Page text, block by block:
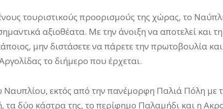
τουριστικούς προορισμούς της χώρας, το
αξιοθέατα. Με την άνοιξη να αποτελεί και
μην διστάσετε να πάρετε την πρωτοβουλία
το διήμερο που έρχεται.
εκτός από την πανέμορφη Παλιά Πόλη με
τα δύο κάστρα της, το περίφημο Παλαμήδι και η